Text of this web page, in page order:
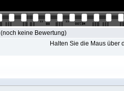
(noch keine Bewertung)
Halten Sie die Maus über